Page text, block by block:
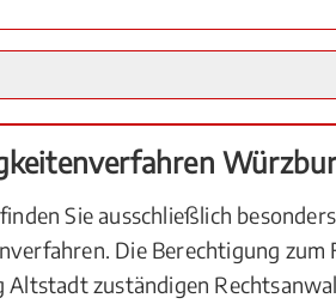
Sie ausschließlich
Die Berechtigung
zuständigen